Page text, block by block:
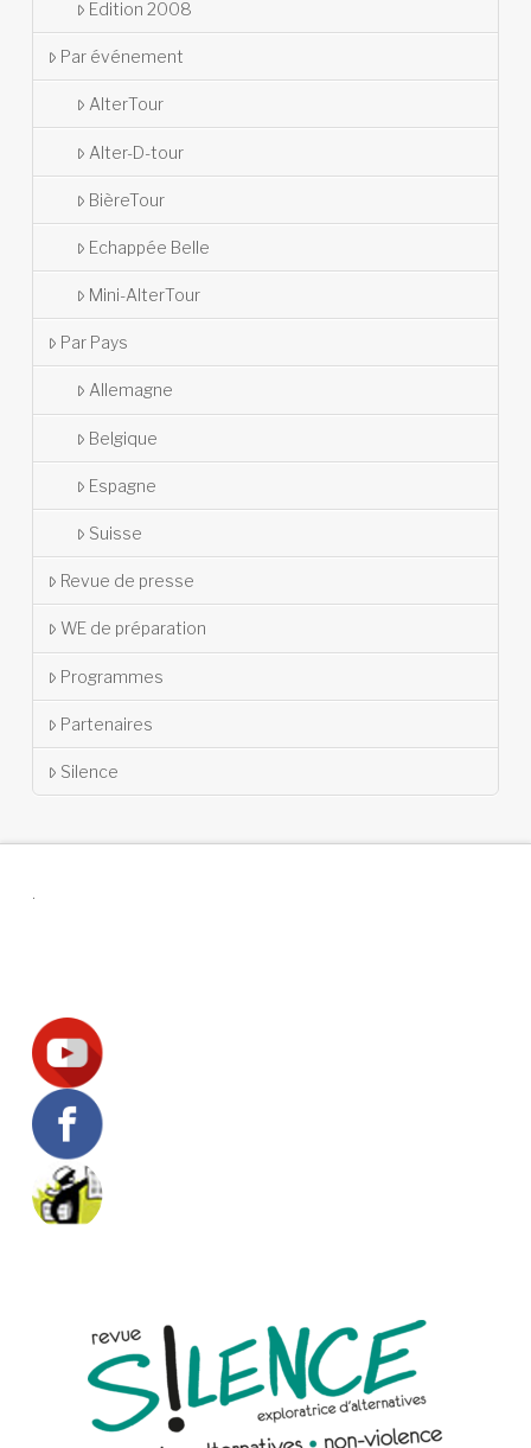
Edition 2008
Par événement
AlterTour
Alter-D-tour
BièreTour
Echappée Belle
Mini-AlterTour
Par Pays
Allemagne
Belgique
Espagne
Suisse
Revue de presse
WE de préparation
Programmes
Partenaires
Silence